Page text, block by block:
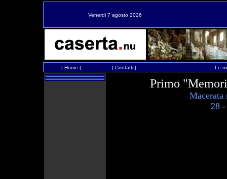
Venerdi 7 agosto 2026
| Home | | Contatti| Le
Primo
Macerata
28